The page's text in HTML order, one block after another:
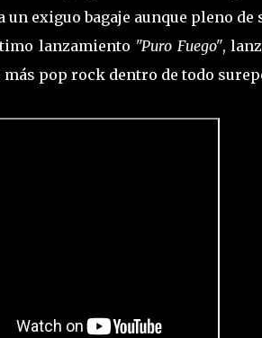
un exiguo bagaje aunque pleno
lanzamiento "Puro Fuego",
pop rock dentro de todo